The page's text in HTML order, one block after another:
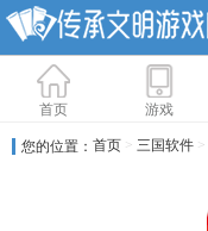
首页 游戏
您的位置： 首页 > 三国软件 >